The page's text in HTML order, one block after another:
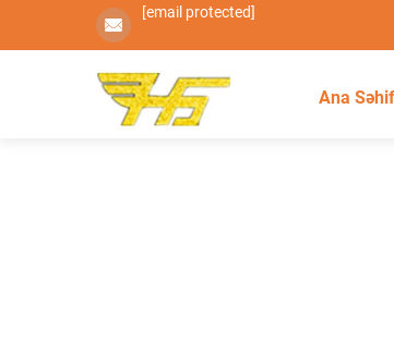
[email protected]
Ana